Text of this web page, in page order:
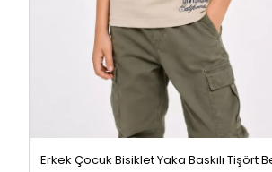
Erkek Çocuk Bisiklet Yaka Baskılı Tişört Bej
159,99 TL